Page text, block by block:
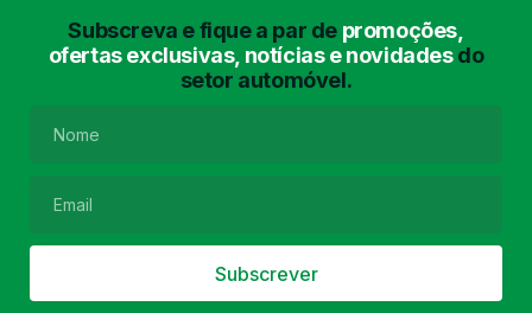
Subscreva e fique a par de promoções,
ofertas exclusivas, notícias e novidadesdo
setor automóvel.
Subscrever
Lavagem de Chassis Matrículas
Filtro de Partículas Óleos